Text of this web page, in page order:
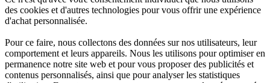
des cookies et d'autres technologies pour vous offrir une expérience
d'achat personnalisée.
Pour ce faire, nous collectons des données sur nos utilisateurs, leur
comportement et leurs appareils. Nous les utilisons pour optimiser en
permanence notre site web et pour vous proposer des publicités et
contenus personnalisés, ainsi que pour analyser les statistiques